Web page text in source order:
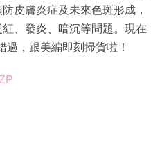
皮膚炎症及未來色斑形成，
、發炎、暗沉等問題。現在
，跟美編即刻掃貨啦！